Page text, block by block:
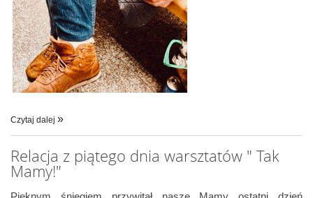
Czytaj dalej
Relacja z piątego dnia warsztatów " Tak
Mamy!"